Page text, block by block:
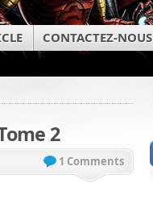
CONTACTEZ-NOUS
2
1 Comments